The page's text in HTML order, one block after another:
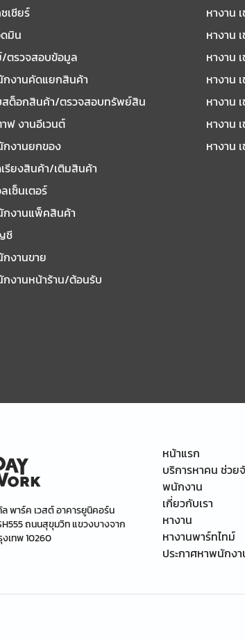
เชียร์
มิน
/ตรวจสอบข้อมูล
กงานคัดแยกสินค้า
สต็อกสินค้า/ตรวจสอบทรัพย์สิน
ฟ งานอีเวนต์
กงานยกของ
รียงสินค้า/เติมสินค้า
เซ็นเตอร์
กงานแพ็คสินค้า
ชี
งานขาย
งานหน้าร้าน/ต้อนรับ
หางาน
หางาน
หางาน
หางาน
หางาน
หางาน
หางาน
ล พาร์ค เวสต์ อาคารยูนิคอร์น
ถนนสุขุมวิท แขวงบางจาก
งเทพ 10260
หน้าแรก
บริการหาคน ช่วย
พนักงาน
เกี่ยวกับเรา
หางาน
หางานพาร์ทไทม์
ประกาศหาพนักง